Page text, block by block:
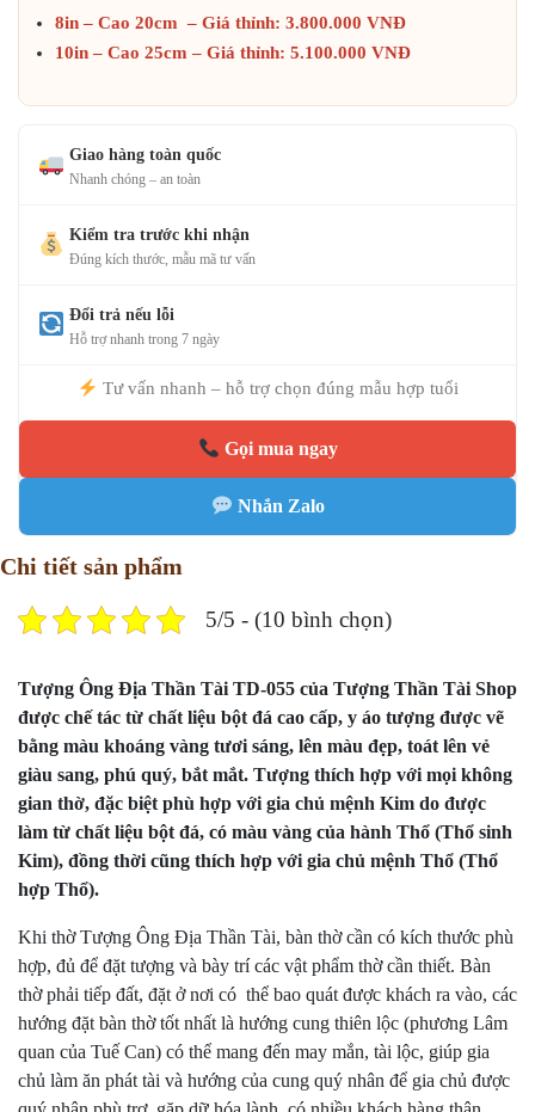
8in – Cao 20cm – Giá thỉnh: 3.800.000 VNĐ
10in – Cao 25cm – Giá thỉnh: 5.100.000 VNĐ
Giao hàng toàn quốc
Nhanh chóng – an toàn
Kiểm tra trước khi nhận
Đúng kích thước, mẫu mã tư vấn
Đổi trả nếu lỗi
Hỗ trợ nhanh trong 7 ngày
Tư vấn nhanh – hỗ trợ chọn đúng mẫu hợp tuổi
Gọi mua ngay
Nhắn Zalo
Chi tiết sản phẩm
5/5 - (10 bình chọn)
Tượng Ông Địa Thần Tài TD-055 của Tượng Thần Tài Shop
được chế tác từ chất liệu bột đá cao cấp, y áo tượng được vẽ
bằng màu khoáng vàng tươi sáng, lên màu đẹp, toát lên vẻ
giàu sang, phú quý, bắt mắt. Tượng thích hợp với mọi không
gian thờ, đặc biệt phù hợp với gia chủ mệnh Kim do được
làm từ chất liệu bột đá, có màu vàng của hành Thổ (Thổ sinh
Kim), đồng thời cũng thích hợp với gia chủ mệnh Thổ (Thổ
hợp Thổ).
Khi thờTượng Ông Địa Thần Tài, bàn thờ cần có kích thước phù
hợp, đủ để đặt tượng và bày trí các vật phẩm thờ cần thiết. Bàn
thờ phải tiếp đất, đặt ở nơi có thể bao quát được khách ra vào, các
hướng đặt bàn thờ tốt nhất là hướng cung thiên lộc (phương Lâm
quan của Tuế Can) có thể mang đến may mắn, tài lộc, giúp gia
chủ làm ăn phát tài và hướng của cung quý nhân để gia chủ được